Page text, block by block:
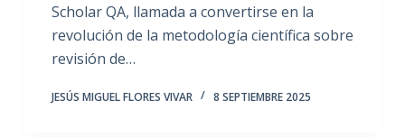
Scholar QA, llamada a convertirse en la
revolución de la metodología científica sobre
revisión de…
JESÚS MIGUEL FLORES VIVAR 8 SEPTIEMBRE 2025